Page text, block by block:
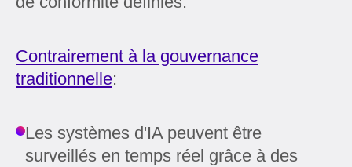
Contrairement à la gouvernance
traditionnelle:
Les systèmes d'IA peuvent être
surveillés en temps réel grâce à des